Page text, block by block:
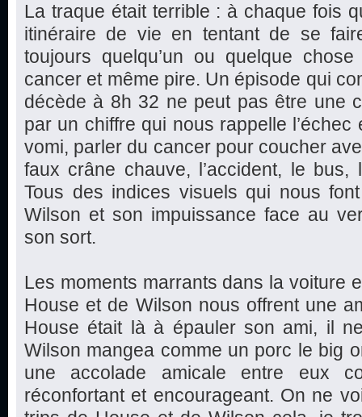
La traque était terrible : à chaque fois
itinéraire de vie en tentant de se
toujours quelqu’un ou quelque
cancer et même pire. Un épisode qui
décède à 8h 32 ne peut pas être une
par un chiffre qui nous rappelle
vomi, parler du cancer pour coucher
faux crâne chauve, l’accident, le bus,
Tous des indices visuels qui nous
Wilson et son impuissance face au
son sort.
Les moments marrants dans la voiture
House et de Wilson nous offrent une
House était là à épauler son ami, il
Wilson mangea comme un porc le big
une accolade amicale entre eux
réconfortant et encourageant. On ne